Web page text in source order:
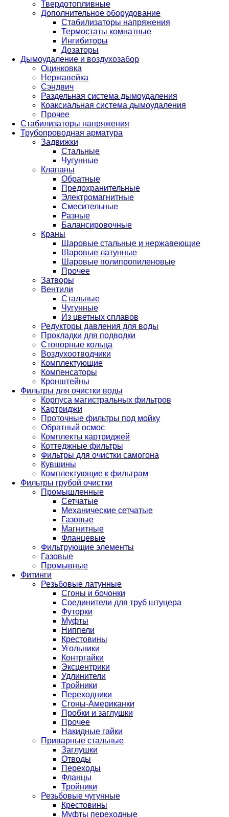
Твердотопливные
Дополнительное оборудование
Стабилизаторы напряжения
Термостаты комнатные
Ингибиторы
Дозаторы
Дымоудаление и воздухозабор
Оцинковка
Нержавейка
Сэндвич
Раздельная система дымоудаления
Коаксиальная система дымоудаления
Прочее
Стабилизаторы напряжения
Трубопроводная арматура
Задвижки
Стальные
Чугунные
Клапаны
Обратные
Предохранительные
Электромагнитные
Смесительные
Разные
Балансировочные
Краны
Шаровые стальные и нержавеющие
Шаровые латунные
Шаровые полипропиленовые
Прочее
Затворы
Вентили
Стальные
Чугунные
Из цветных сплавов
Редукторы давления для воды
Прокладки для подводки
Стопорные кольца
Воздухоотводчики
Комплектующие
Компенсаторы
Кронштейны
Фильтры для очистки воды
Корпуса магистральных фильтров
Картриджи
Проточные фильтры под мойку
Обратный осмос
Комплекты картриджей
Коттеджные фильтры
Фильтры для очистки самогона
Кувшины
Комплектующие к фильтрам
Фильтры грубой очистки
Промышленные
Сетчатые
Механические сетчатые
Газовые
Магнитные
Фланцевые
Фильтрующие элементы
Газовые
Промывные
Фитинги
Резьбовые латунные
Сгоны и бочонки
Соединители для труб штуцера
Футорки
Муфты
Ниппели
Крестовины
Угольники
Контргайки
Эксцентрики
Удлинители
Тройники
Переходники
Сгоны-Американки
Пробки и заглушки
Прочее
Накидные гайки
Приварные стальные
Заглушки
Отводы
Переходы
Фланцы
Тройники
Резьбовые чугунные
Крестовины
Муфты переходные